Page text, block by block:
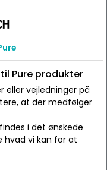
Pure produkter
eller vejledninger på
at der medfølger
i det ønskede
hvad vi kan for at